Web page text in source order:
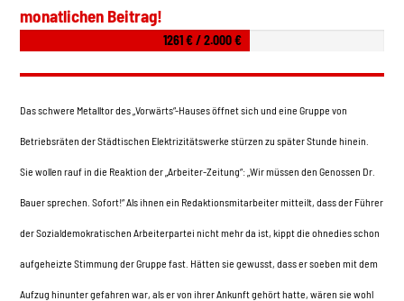
monatlichen Beitrag!
1261 € / 2.000 €
Das schwere Metalltor des „Vorwärts“-Hauses öffnet sich und eine Gruppe von
Betriebsräten der Städtischen Elektrizitätswerke stürzen zu später Stunde hinein.
Sie wollen rauf in die Reaktion der „Arbeiter-Zeitung“: „Wir müssen den Genossen Dr.
Bauer sprechen. Sofort!“ Als ihnen ein Redaktionsmitarbeiter mitteilt, dass der Führer
der Sozialdemokratischen Arbeiterpartei nicht mehr da ist, kippt die ohnedies schon
aufgeheizte Stimmung der Gruppe fast. Hätten sie gewusst, dass er soeben mit dem
Aufzug hinunter gefahren war, als er von ihrer Ankunft gehört hatte, wären sie wohl